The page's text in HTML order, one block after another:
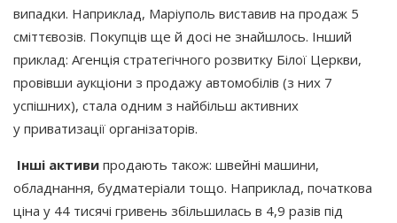
випадки. Наприклад, Маріуполь виставив на продаж 5
сміттєвозів. Покупців ще й досі не знайшлось. Інший
приклад: Агенція стратегічного розвитку Білої Церкви,
провівши аукціони з продажу автомобілів (з них 7
успішних), стала одним з найбільш активних
у приватизації організаторів.
Інші активи продають також: швейні машини,
обладнання, будматеріали тощо. Наприклад, початкова
ціна у 44 тисячі гривень збільшилась в 4,9 разів під